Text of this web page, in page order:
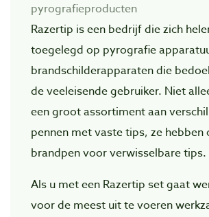
pyrografieproducten
Razertip is een bedrijf die zich
toegelegd op pyrografie
brandschilderapparaten die
de veeleisende gebruiker. Niet
een groot assortiment aan
pennen met vaste tips, ze hebben
brandpen voor verwisselbare tips.
Als u met een Razertip set gaat
voor de meest uit te voeren